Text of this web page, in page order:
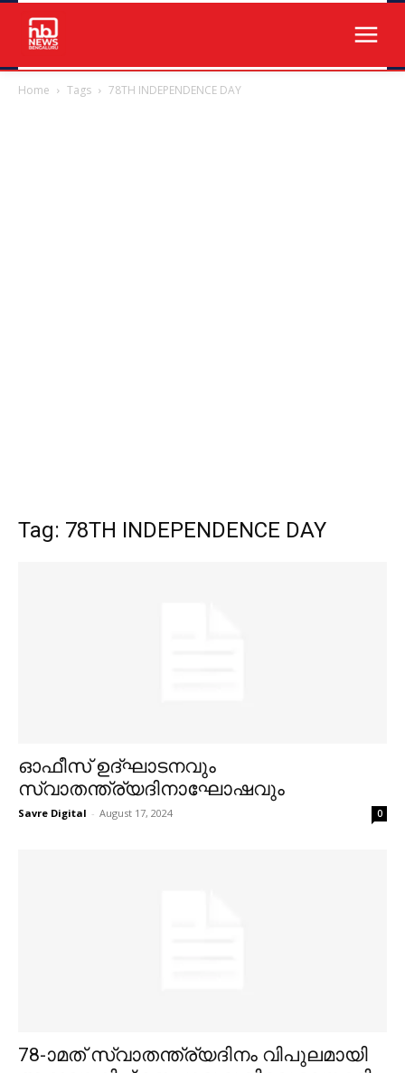
Home Tags 78TH INDEPENDENCE DAY
Tag: 78TH INDEPENDENCE DAY
ഓഫീസ് ഉദ്‌ഘാടനവും
സ്വാതന്ത്ര്യദിനാഘോഷവും
Savre Digital - August 17, 2024 0
78-ാമത് സ്വാതന്ത്ര്യദിനം വിപുലമായി